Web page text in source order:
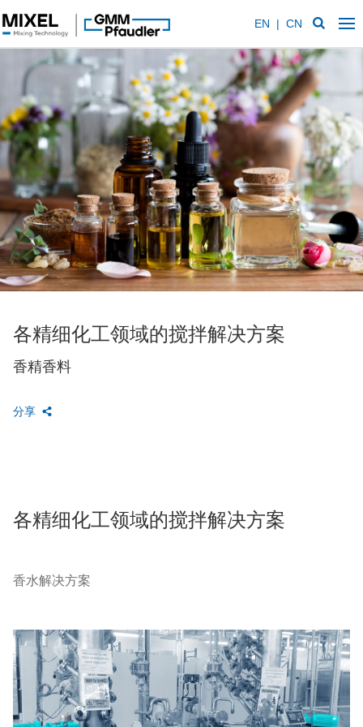
EN | CN
各精细化工领域的搅拌解决方案
香精香料
分享
各精细化工领域的搅拌解决方案
香水解决方案